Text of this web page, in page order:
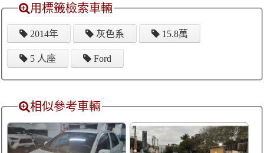
用標籤檢索車輛
2014年 灰色系 15.8萬
5 人座 Ford
相似參考車輛